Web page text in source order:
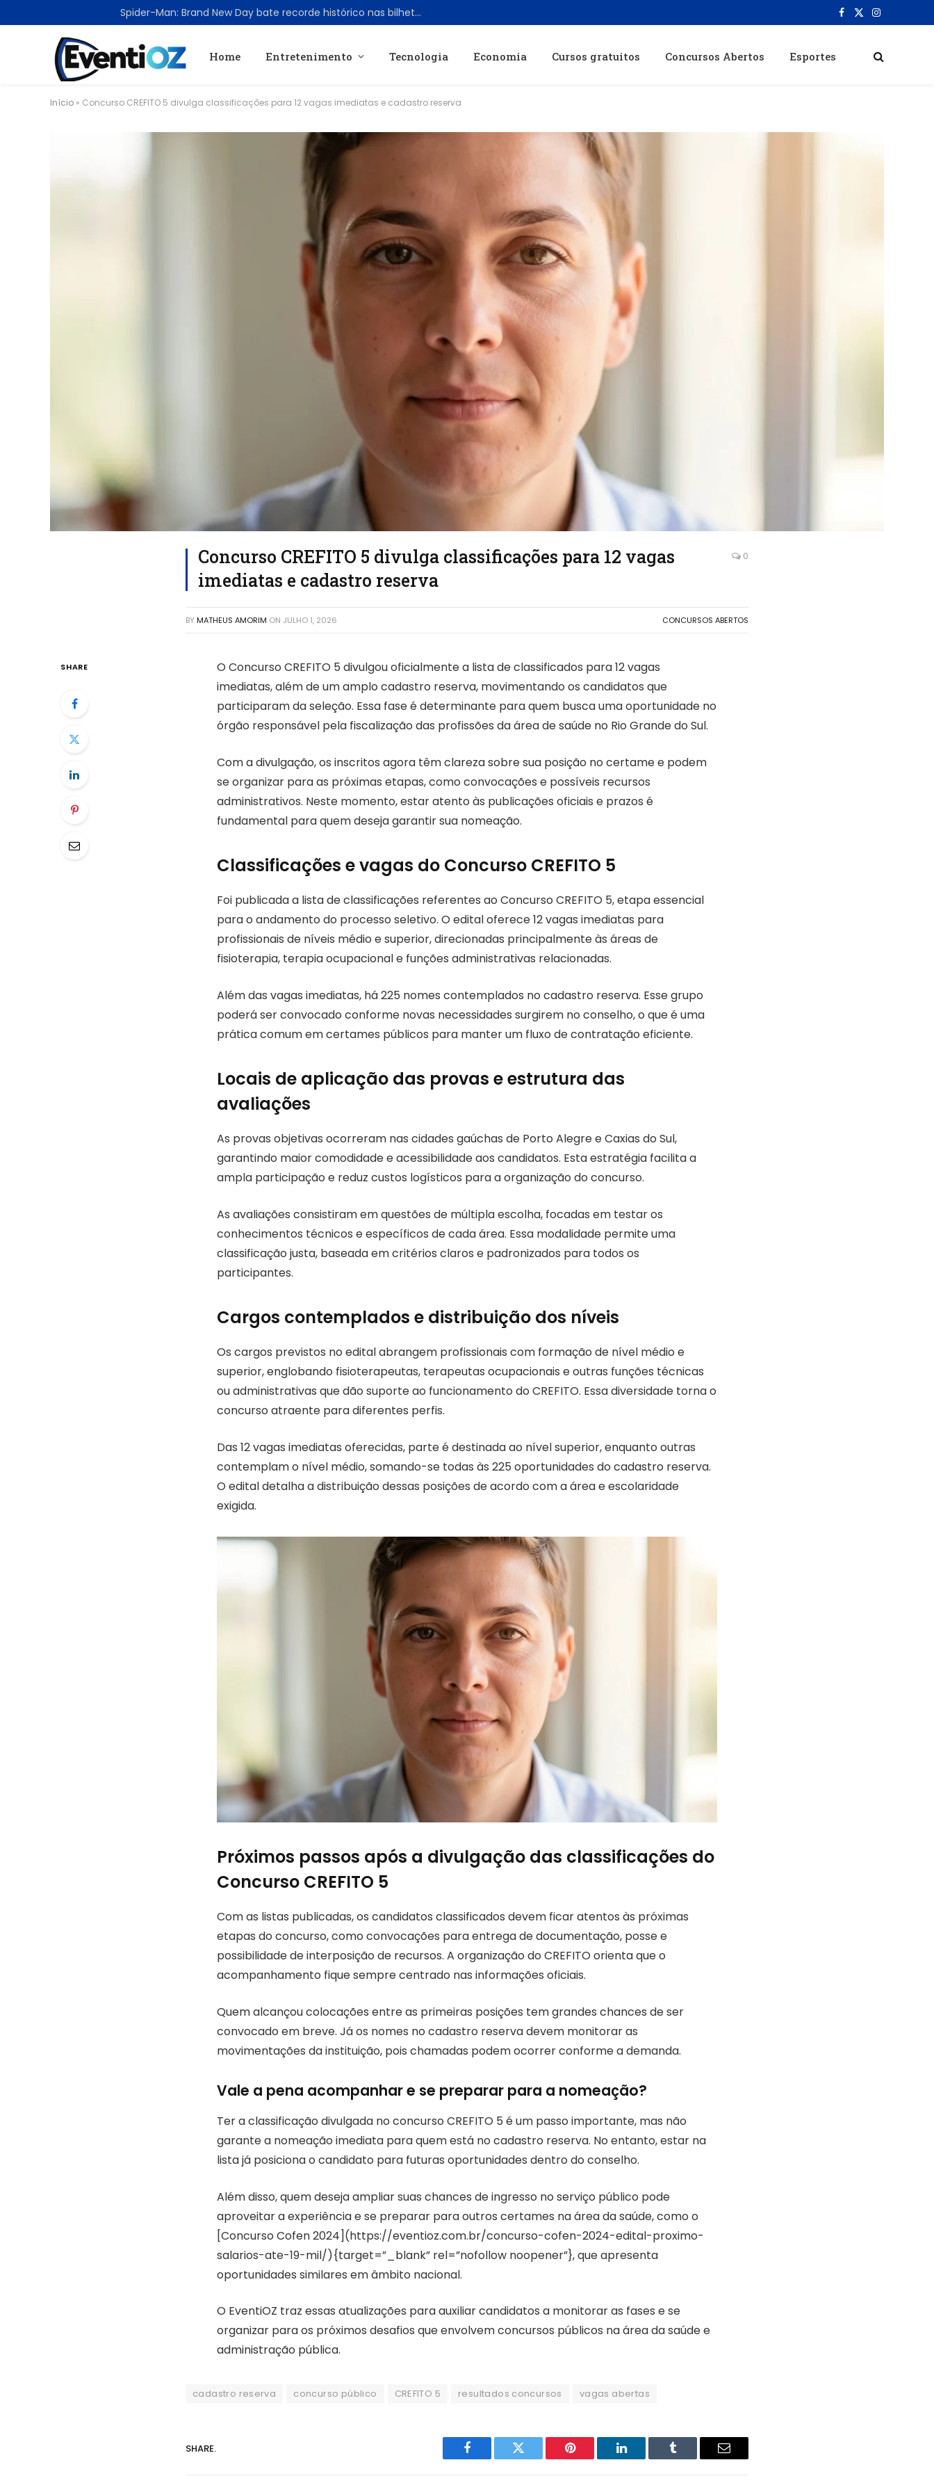
Spider-Man: Brand New Day bate recorde histórico nas bilheterias dos EUA em tempo recorde Facebook
X
Instagram
Home Entretenimento Tecnologia Economia Cursos gratuitos Concursos Abertos Esportes
Início » Concurso CREFITO 5 divulga classificações para 12 vagas imediatas e cadastro reserva
Concurso CREFITO 5 divulga classificações para 12 vagas
imediatas e cadastro reserva
0
BY MATHEUS AMORIM ON JULHO 1, 2026 CONCURSOS ABERTOS
SHARE
O Concurso CREFITO 5 divulgou oficialmente a lista de classificados para 12 vagas
imediatas, além de um amplo cadastro reserva, movimentando os candidatos que
participaram da seleção. Essa fase é determinante para quem busca uma oportunidade no
órgão responsável pela fiscalização das profissões da área de saúde no Rio Grande do Sul.
Com a divulgação, os inscritos agora têm clareza sobre sua posição no certame e podem
se organizar para as próximas etapas, como convocações e possíveis recursos
administrativos. Neste momento, estar atento às publicações oficiais e prazos é
fundamental para quem deseja garantir sua nomeação.
Classificações e vagas do Concurso CREFITO 5
Foi publicada a lista de classificações referentes ao Concurso CREFITO 5, etapa essencial
para o andamento do processo seletivo. O edital oferece 12 vagas imediatas para
profissionais de níveis médio e superior, direcionadas principalmente às áreas de
fisioterapia, terapia ocupacional e funções administrativas relacionadas.
Além das vagas imediatas, há 225 nomes contemplados no cadastro reserva. Esse grupo
poderá ser convocado conforme novas necessidades surgirem no conselho, o que é uma
prática comum em certames públicos para manter um fluxo de contratação eficiente.
Locais de aplicação das provas e estrutura das
avaliações
As provas objetivas ocorreram nas cidades gaúchas de Porto Alegre e Caxias do Sul,
garantindo maior comodidade e acessibilidade aos candidatos. Esta estratégia facilita a
ampla participação e reduz custos logísticos para a organização do concurso.
As avaliações consistiram em questões de múltipla escolha, focadas em testar os
conhecimentos técnicos e específicos de cada área. Essa modalidade permite uma
classificação justa, baseada em critérios claros e padronizados para todos os
participantes.
Cargos contemplados e distribuição dos níveis
Os cargos previstos no edital abrangem profissionais com formação de nível médio e
superior, englobando fisioterapeutas, terapeutas ocupacionais e outras funções técnicas
ou administrativas que dão suporte ao funcionamento do CREFITO. Essa diversidade torna o
concurso atraente para diferentes perfis.
Das 12 vagas imediatas oferecidas, parte é destinada ao nível superior, enquanto outras
contemplam o nível médio, somando-se todas às 225 oportunidades do cadastro reserva.
O edital detalha a distribuição dessas posições de acordo com a área e escolaridade
exigida.
Próximos passos após a divulgação das classificações do
Concurso CREFITO 5
Com as listas publicadas, os candidatos classificados devem ficar atentos às próximas
etapas do concurso, como convocações para entrega de documentação, posse e
possibilidade de interposição de recursos. A organização do CREFITO orienta que o
acompanhamento fique sempre centrado nas informações oficiais.
Quem alcançou colocações entre as primeiras posições tem grandes chances de ser
convocado em breve. Já os nomes no cadastro reserva devem monitorar as
movimentações da instituição, pois chamadas podem ocorrer conforme a demanda.
Vale a pena acompanhar e se preparar para a nomeação?
Ter a classificação divulgada no concurso CREFITO 5 é um passo importante, mas não
garante a nomeação imediata para quem está no cadastro reserva. No entanto, estar na
lista já posiciona o candidato para futuras oportunidades dentro do conselho.
Além disso, quem deseja ampliar suas chances de ingresso no serviço público pode
aproveitar a experiência e se preparar para outros certames na área da saúde, como o
[Concurso Cofen 2024](https://eventioz.com.br/concurso-cofen-2024-edital-proximo-
salarios-ate-19-mil/){target=”_blank” rel=”nofollow noopener”}, que apresenta
oportunidades similares em âmbito nacional.
O EventiOZ traz essas atualizações para auxiliar candidatos a monitorar as fases e se
organizar para os próximos desafios que envolvem concursos públicos na área da saúde e
administração pública.
cadastro reserva concurso público CREFITO 5 resultados concursos vagas abertas
SHARE.
Facebook Twitter Pinterest LinkedIn Tumblr Email